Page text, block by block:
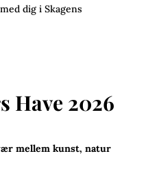
dig i Skagens
Have 2026
mellem kunst, natur